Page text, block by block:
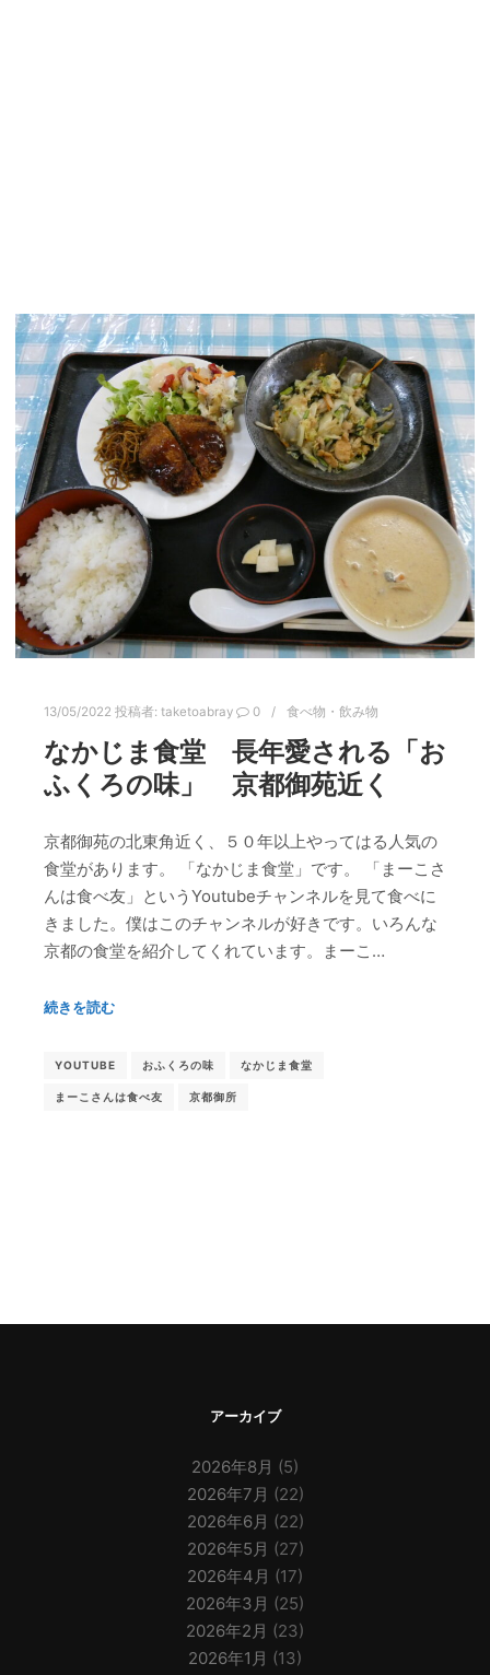
13/05/2022 投稿者: taketoabray 0 食べ物・飲み物
なかじま食堂 長年愛される「お
ふくろの味」 京都御苑近く
京都御苑の北東角近く、５０年以上やってはる人気の
食堂があります。 「なかじま食堂」です。 「まーこさ
んは食べ友」というYoutubeチャンネルを見て食べに
きました。僕はこのチャンネルが好きです。いろんな
京都の食堂を紹介してくれています。まーこ…
続きを読む
YOUTUBE おふくろの味 なかじま食堂
まーこさんは食べ友 京都御所
アーカイブ
2026年8月 (5)
2026年7月 (22)
2026年6月 (22)
2026年5月 (27)
2026年4月 (17)
2026年3月 (25)
2026年2月 (23)
2026年1月 (13)